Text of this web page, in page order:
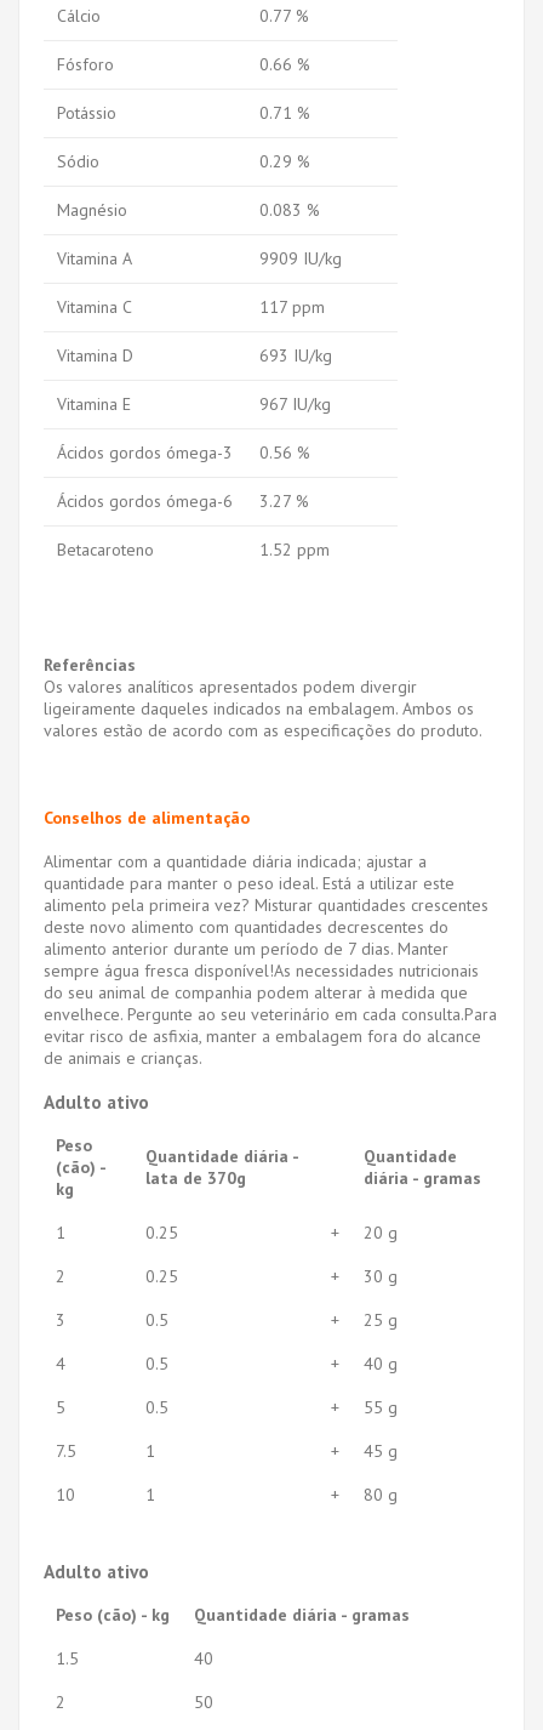
Cálcio 0.77 %
Fósforo 0.66 %
Potássio 0.71 %
Sódio 0.29 %
Magnésio 0.083 %
Vitamina A 9909 IU/kg
Vitamina C 117 ppm
Vitamina D 693 IU/kg
Vitamina E 967 IU/kg
Ácidos gordos ómega-3 0.56 %
Ácidos gordos ómega-6 3.27 %
Betacaroteno 1.52 ppm
Referências
Os valores analíticos apresentados podem divergir
ligeiramente daqueles indicados na embalagem. Ambos os
valores estão de acordo com as especificações do produto.
Conselhos de alimentação
Alimentar com a quantidade diária indicada; ajustar a
quantidade para manter o peso ideal. Está a utilizar este
alimento pela primeira vez? Misturar quantidades crescentes
deste novo alimento com quantidades decrescentes do
alimento anterior durante um período de 7 dias. Manter
sempre água fresca disponível!As necessidades nutricionais
do seu animal de companhia podem alterar à medida que
envelhece. Pergunte ao seu veterinário em cada consulta.Para
evitar risco de asfixia, manter a embalagem fora do alcance
de animais e crianças.
Adulto ativo
Peso
(cão) -
kg
Quantidade diária -
lata de 370g
Quantidade
diária - gramas
1 0.25 +
20 g
2
0.25 +
30 g
3
0.5 +
25 g
4
0.5 +
40 g
5
0.5 +
55 g
7.5
1 +
45 g
10
1 + 80 g
Adulto ativo
Peso (cão) - kg
Quantidade diária - gramas
1.5
40
2
50